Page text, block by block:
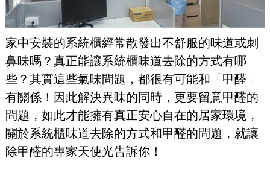
家中安裝的系統櫃經常散發出不舒服的味道或刺
鼻味嗎？真正能讓系統櫃味道去除的方式有哪
些？其實這些氣味問題，都很有可能和「甲醛」
有關係！因此解決異味的同時，更要留意甲醛的
問題，如此才能擁有真正安心自在的居家環境，
關於系統櫃味道去除的方式和甲醛的問題，就讓
除甲醛的專家天使光告訴你！